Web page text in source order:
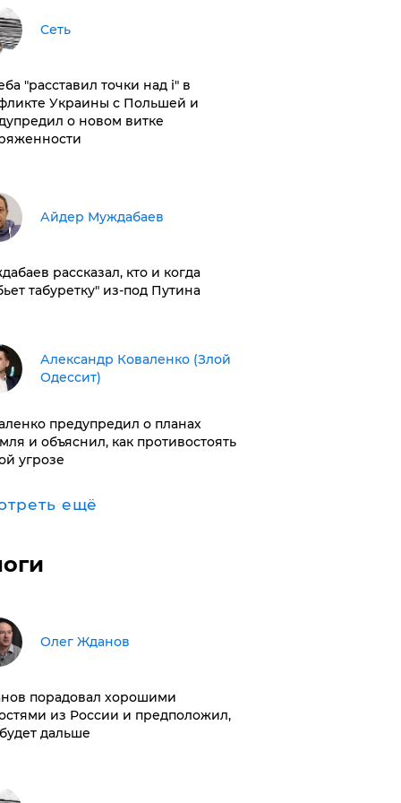
Сеть
"расставил точки над і" в
Украины с Польшей и
о новом витке
Айдер Муждабаев
рассказал, кто и когда
табуретку" из-под Путина
Александр Коваленко (Злой
Одессит)
предупредил о планах
и объяснил, как противостоять
угрозе
ещё
Олег Жданов
порадовал хорошими
из России и предположил,
дальше